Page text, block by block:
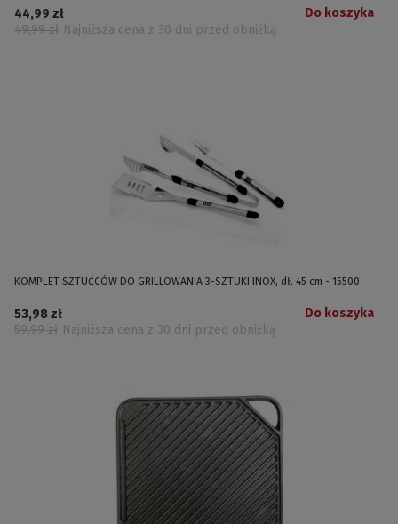
44,99 zł
49,99 zł Najniższa cena z 30 dni przed obniżką
Do koszyka
KOMPLET SZTUĆCÓW DO GRILLOWANIA 3-SZTUKI INOX, dł. 45 cm - 15500
53,98 zł
59,99 zł Najniższa cena z 30 dni przed obniżką
Do koszyka